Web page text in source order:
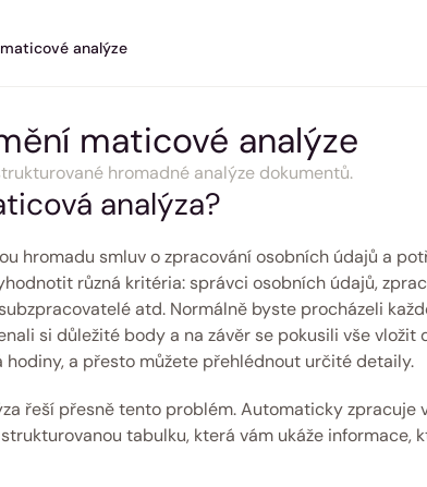
analýze
maticové analýze
hromadné analýze dokumentů.
analýza?
hromadu smluv o zpracování osobních údajů a
různá kritéria: správci osobních údajů,
atd. Normálně byste procházeli
si důležité body a na závěr se pokusili vše vložit
hodiny, a přesto můžete přehlédnout určité detaily.
řeší přesně tento problém. Automaticky zpracuje
tabulku, která vám ukáže informace,